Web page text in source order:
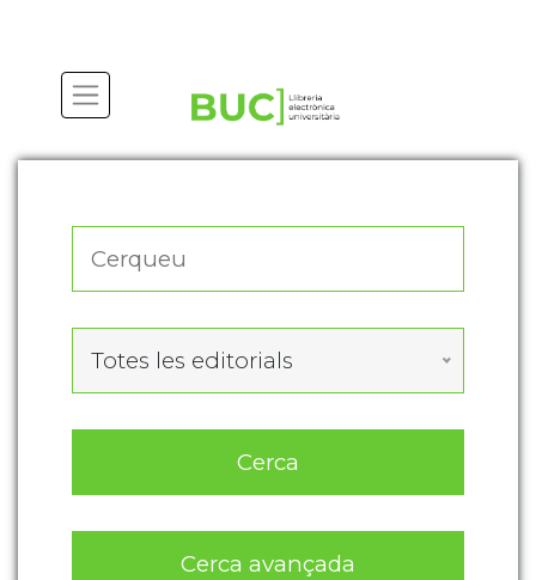
Totes les editorials
Cerca
Cerca avançada